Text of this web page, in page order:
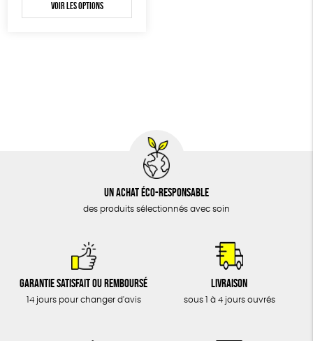
Voir les options
Un achat éco-responsable
des produits sélectionnés avec soin
Garantie satisfait ou remboursé
14 jours pour changer d'avis
Livraison
sous 1 à 4 jours ouvrés